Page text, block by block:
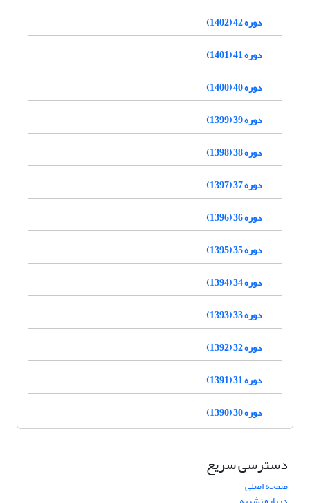
دوره 42 (1402)
دوره 41 (1401)
دوره 40 (1400)
دوره 39 (1399)
دوره 38 (1398)
دوره 37 (1397)
دوره 36 (1396)
دوره 35 (1395)
دوره 34 (1394)
دوره 33 (1393)
دوره 32 (1392)
دوره 31 (1391)
دوره 30 (1390)
دسترسی سریع
صفحه اصلی